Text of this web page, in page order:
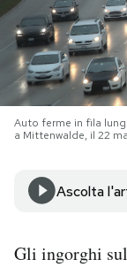
NEWSLETTER
I MIEI
SHOP
CALENDARIO
Auto ferme in fila
a Mittenwalde, il 22
Ascolta
Gli ingorghi